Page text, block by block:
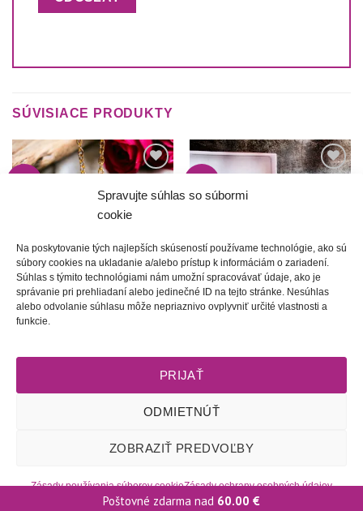
Spravujte súhlas so súbormi
cookie
Na poskytovanie tých najlepších skúseností používame technológie, ako sú
súbory cookies na ukladanie a/alebo prístup k informáciám o zariadení.
Súhlas s týmito technológiami nám umožní spracovávať údaje, ako je
správanie pri prehliadaní alebo jedinečné ID na tejto stránke. Nesúhlas
alebo odvolanie súhlasu môže nepriaznivo ovplyvniť určité vlastnosti a
funkcie.
PRIJAŤ
ODMIETNÚŤ
ZOBRAZIŤ PREDVOĽBY
Zásady používania súborov cookieZásady ochrany osobných údajov
SÚVISIACE PRODUKTY
krasotinku
si prosím
Zamilovaná | srdiečková
cena
cena
cena
cena
Reklamačný poriadok l Starostlivosť o šperky
(EÚ) l2009 - 2026 © Tete-Art, Všetky práva vyhradené
Poštovné zdarma nad 60.00 €